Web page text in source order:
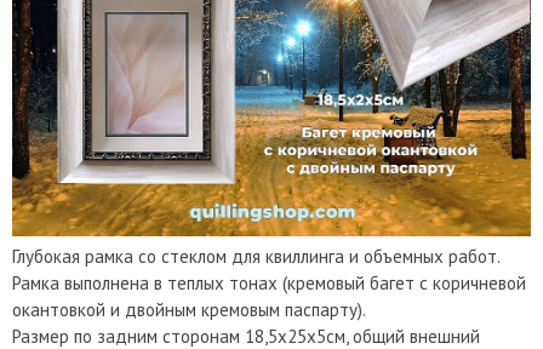
Глубокая рамка со стеклом для квиллинга и объемных работ.
Рамка выполнена в теплых тонах (кремовый багет с коричневой
окантовкой и двойным кремовым паспарту).
Размер по задним сторонам 18,5х25х5см, общий внешний